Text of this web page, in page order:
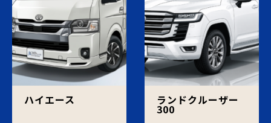
ハイエース ランドクルーザー
300